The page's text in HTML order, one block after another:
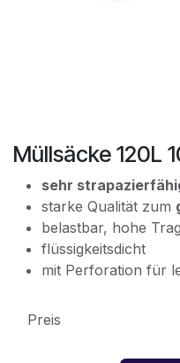
Müllsäcke 120L
sehr
starke Qualität zum
belastbar, hohe
flüssigkeitsdicht
mit Perforation für
Preis